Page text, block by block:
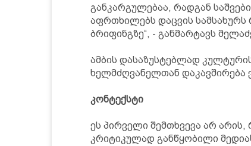
განკარგულებაა, რადგან
აფრთხილებს დაცვის სამსახურს
ბრიფინგზე“, - განმარტავს
ამბის დასაზუსტებლად
ხელმძღვანელთან დაკავშირება
კონტექსტი
ეს პირველი შემთხვევა არ
კრიტიკულად განწყობილი